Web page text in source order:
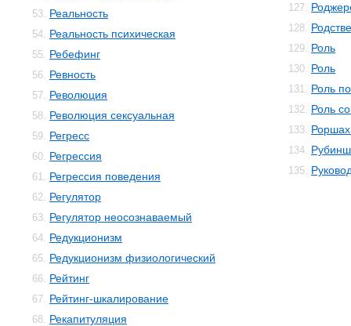
53. Реальность
54. Реальность психическая
55. Ребефинг
56. Ревность
57. Революция
58. Революция сексуальная
59. Регресс
60. Регрессия
61. Регрессия поведения
62. Регулятор
63. Регулятор неосознаваемый
64. Редукционизм
65. Редукционизм физиологический
66. Рейтинг
67. Рейтинг-шкалирование
68. Рекапитуляция
127.
128.
129. Роль
130. Роль
131. Роль
132. Роль
133.
134.
135.